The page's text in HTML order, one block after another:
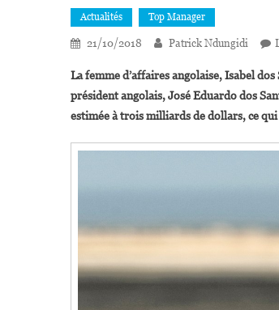
Actualités Top Manager
21/10/2018 Patrick Ndungidi
La femme d’affaires angolaise, Isabel
président angolais, José Eduardo dos
estimée à trois milliards de dollars, ce